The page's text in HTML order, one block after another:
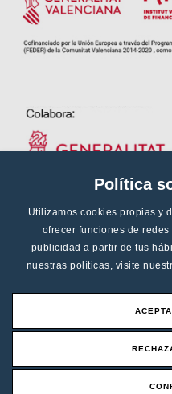
Política
Utilizamos cookies propias y
ofrecer funciones de
publicidad a partir de tus
nuestras políticas, visite